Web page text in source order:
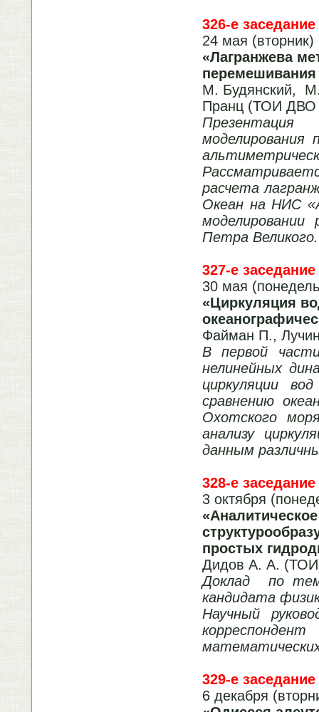
326-е заседание
24 мая (вторник)
«Лагранжева
перемешивания
М. Будянский,
Пранц (ТОИ
моделирования
расчета
Океан на НИС
моделировании
Петра Великого.
327-е заседание
30 мая
«Циркуляция
Файман П.,
В первой
нелинейных
циркуляции
сравнению
Охотского
анализу
данным
328-е заседание
3 октября
«
простых
Дидов А. А.
Доклад по
кандидата
Научный
329-е заседание
6 декабря